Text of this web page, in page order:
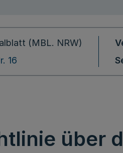
(MBL. NRW)
16
über